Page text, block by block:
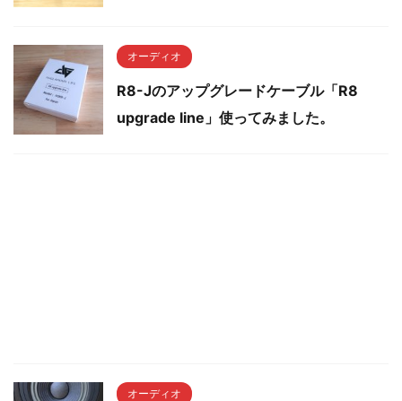
オーディオ
R8-Jのアップグレードケーブル「R8
upgrade line」使ってみました。
オーディオ